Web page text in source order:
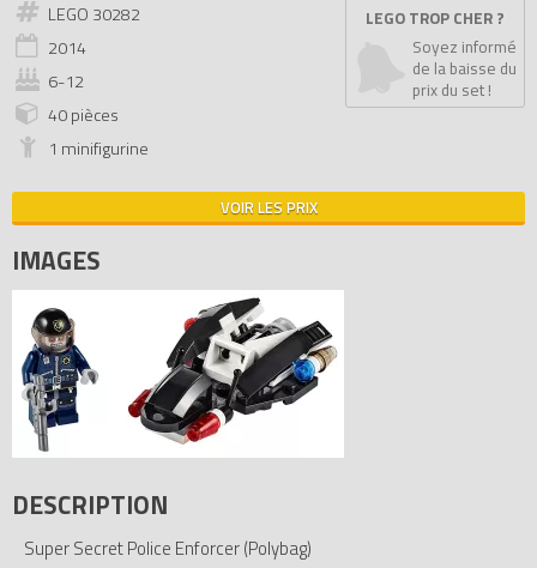
LEGO 30282
2014
6-12
40 pièces
1 minifigurine
LEGO TROP CHER ?
Soyez informé
de la baisse du
prix du set !
VOIR LES PRIX
IMAGES
DESCRIPTION
Super Secret Police Enforcer (Polybag)